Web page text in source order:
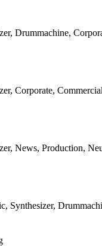
Drummachine,
Corporate,
News, Production,
Synthesizer,